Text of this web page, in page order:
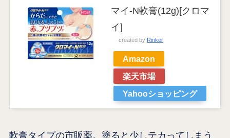
マイ-N軟膏(12g)[クロマ
イ]
created by Rinker
Amazon
楽天市場
Yahooショッピング
軟膏タイプの市販薬。塗ると少しテカってしまう